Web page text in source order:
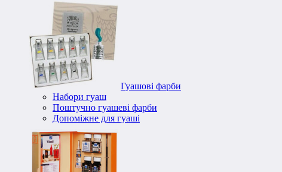
Гуашові фарби
Набори гуаш
Поштучно гуашеві фарби
Допоміжне для гуаші